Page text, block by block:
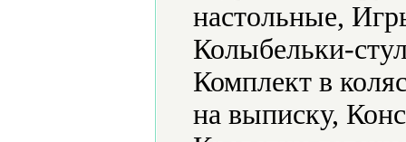
настольные,
Колыбельки-
Комплект в
на выписку,